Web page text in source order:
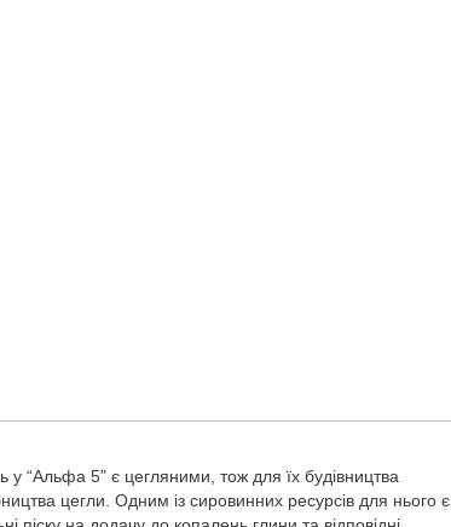
у “Альфа 5” є цегляними, тож для їх будівництва
цегли. Одним із сировинних ресурсів для нього є